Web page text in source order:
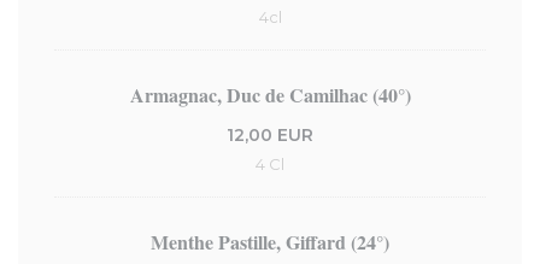
4cl
Armagnac, Duc de Camilhac (40°)
12,00 EUR
4 Cl
Menthe Pastille, Giffard (24°)